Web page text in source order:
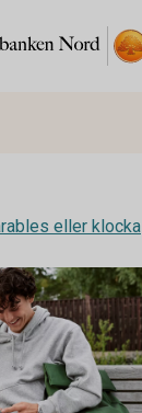
eller klocka